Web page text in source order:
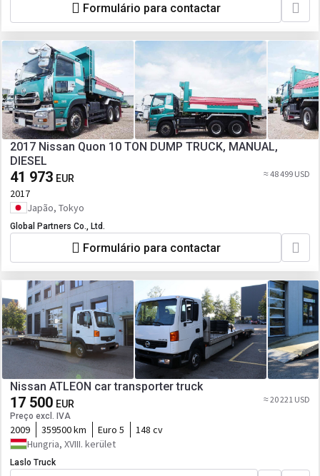
Formulário para contactar
2017 Nissan Quon 10 TON DUMP TRUCK, MANUAL,
DIESEL
41 973 EUR ≈ 48 499 USD
2017
Japão, Tokyo
Global Partners Co., Ltd.
Formulário para contactar
Nissan ATLEON car transporter truck
17 500 EUR
Preço excl. IVA
≈ 20 221 USD
2009 359500 km Euro 5
148 cv
Hungria, XVIII. kerület
Laslo Truck